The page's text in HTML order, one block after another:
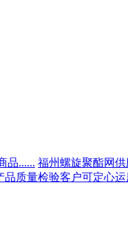
品...... 福州螺旋聚酯网
品质量检验客户可定心运